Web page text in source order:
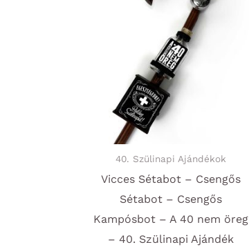
40. Szülinapi Ajándékok
Vicces Sétabot – Csengős
Sétabot – Csengős
Kampósbot – A 40 nem öreg
– 40. Szülinapi Ajándék